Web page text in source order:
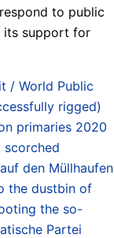
to public
its support for
/ World Public
rigged)
primaries 2020
scorched
den Müllhaufen
the dustbin of
the so-
Partei